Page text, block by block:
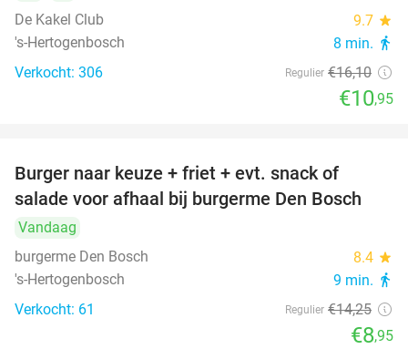
De Kakel Club
9.7 star
's-Hertogenbosch 8 min. directions_walk
Verkocht: 306 Regulier €16,10
€10,95
Burger naar keuze + friet + evt. snack of
salade voor afhaal bij burgerme Den Bosch
Vandaag
burgerme Den Bosch
8.4 star
's-Hertogenbosch 9 min. directions_walk
Verkocht: 61 Regulier €14,25
€8,95